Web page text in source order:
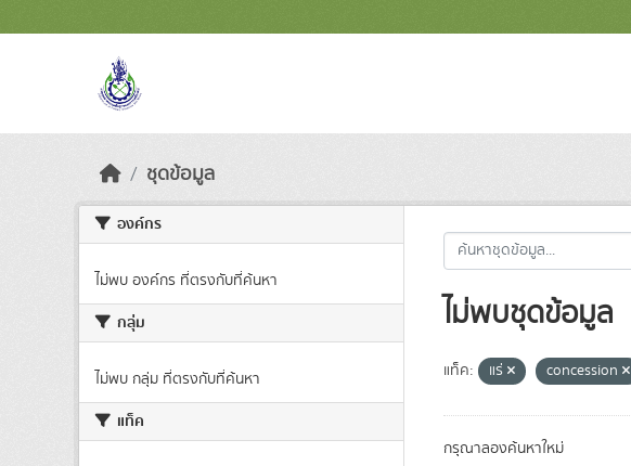
ชุดข้อมูล
องค์กร
ไม่พบ องค์กร ที่ตรงกับที่ค้นหา
กลุ่ม
ไม่พบ กลุ่ม ที่ตรงกับที่ค้นหา
แท็ค
ไม่พบชุดข้อมูล
แท็ค: แร่ concession
กรุณาลองค้นหาใหม่